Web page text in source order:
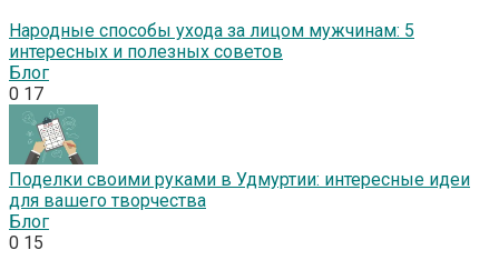
Народные способы ухода за лицом мужчинам: 5
интересных и полезных советов
Блог
0 17
Поделки своими руками в Удмуртии: интересные идеи
для вашего творчества
Блог
0 15